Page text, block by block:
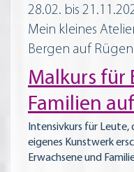
28.02. bis
Mein kleines
Bergen auf Rügen
Malkurs für
Familien
Intensivkurs für Leute,
eigenes Kunstwerk
Erwachsene und